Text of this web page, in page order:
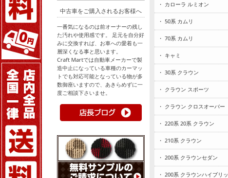
中古車をご購入されるお客様へ
一番気になるのは前オーナーの残し
た汚れや使用感です。 足元を自分好
みに交換すれば、お車への愛着も一
層深くなる事と思います。
Craft Martでは自動車メーカーで製
造中止になっている車種のカーマッ
トでも対応可能となっている物が多
数御座いますので、あきらめずに一
度ご相談下さいませ。
・ カローラ ルミオン
・ 50系 カムリ
・ 70系 カムリ
・ キャミ
・ 30系 クラウン
・ クラウン スポーツ
・ クラウン クロスオーバー
・ 220系 20系 クラウン
・ 210系 クラウン
・ 200系 クラウンセダン
・ 200系 クラウンハイブリッ